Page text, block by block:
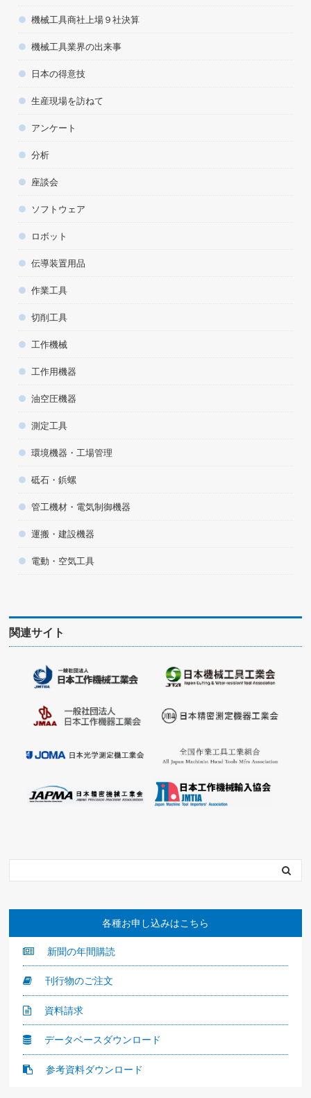
機械工具商社上場９社決算
機械工具業界の出来事
日本の得意技
生産現場を訪ねて
アンケート
分析
座談会
ソフトウェア
ロボット
伝導装置用品
作業工具
切削工具
工作機械
工作用機器
油空圧機器
測定工具
環境機器・工場管理
砥石・鋲螺
管工機材・電気制御機器
運搬・建設機器
電動・空気工具
関連サイト
各種お申し込みはこちら
新聞の年間購読
刊行物のご注文
資料請求
データベースダウンロード
参考資料ダウンロード